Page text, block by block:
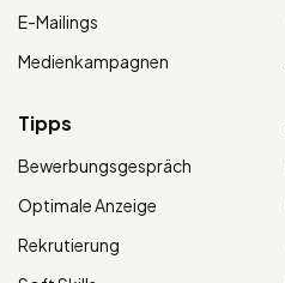
E-Mailings
Medienkampagnen
Tipps
Bewerbungsgespräch
Optimale Anzeige
Rekrutierung